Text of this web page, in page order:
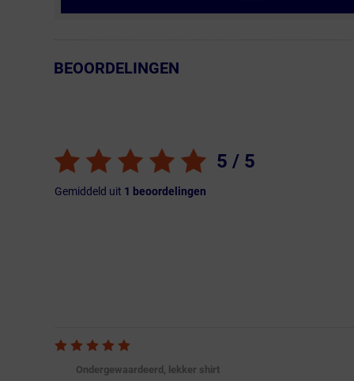
← Terug naar productnavigatie
BEOORDELINGEN
5 / 5
Gemiddeld uit 1 beoordelingen
Ondergewaardeerd, lekker shirt